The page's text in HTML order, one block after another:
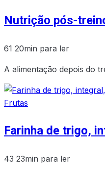
Nutrição pós-
61 20min para ler
A alimentação depois do
Frutas
Farinha de trigo,
43 23min para ler